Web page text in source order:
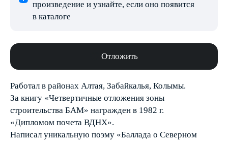
произведение и узнайте, если оно появится
в каталоге
Отложить
Работал в районах Алтая, Забайкалья, Колымы.
За книгу «Четвертичные отложения зоны
строительства БАМ» награжден в 1982 г.
«Дипломом почета ВДНХ».
Написал уникальную поэму «Баллада о Северном